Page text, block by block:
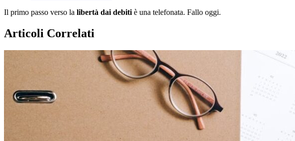
Il primo passo verso la libertà dai debiti è una telefonata. Fallo oggi.
Articoli Correlati